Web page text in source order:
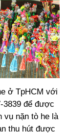
ở TpHCM với
3839 để được
vụ nặn tò he là
thu hút được